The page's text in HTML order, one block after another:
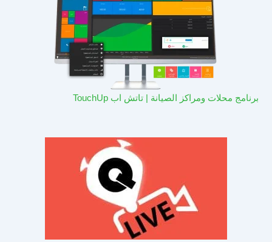
برنامج محلات ومراكز الصيانة | تاتش اب TouchUp